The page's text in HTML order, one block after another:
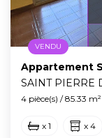
VENDU
Appartement
SAINT PIERRE
4 pièce(s) / 85.33 m²
x 1 x 4